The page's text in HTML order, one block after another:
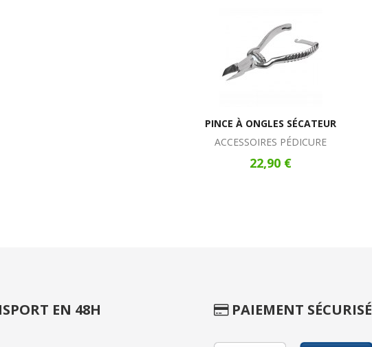
PINCE À ONGLES SÉCATEUR
ACCESSOIRES PÉDICURE
22,90 €
EN 48H PAIEMENT SÉCURISÉ